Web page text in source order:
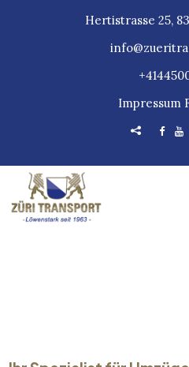
Hertistrasse 25,
Impressum